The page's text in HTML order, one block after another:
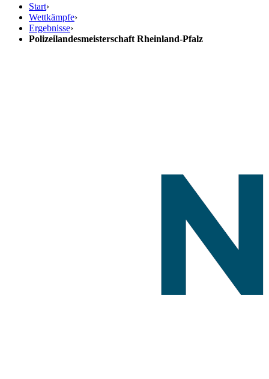
Start›
Wettkämpfe›
Ergebnisse›
Polizeilandesmeisterschaft Rheinland-Pfalz